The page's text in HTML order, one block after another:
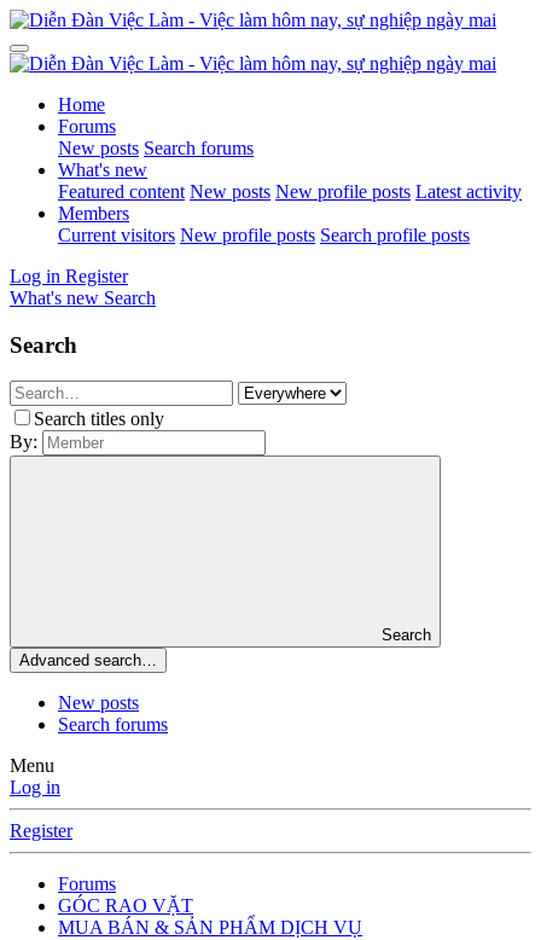
Home
Forums
New posts Search forums
What's new
Featured content New posts New profile posts Latest activity
Members
Current visitors New profile posts Search profile posts
Log in Register
What's new Search
Search
Search titles only
By:
Search
Advanced search…
New posts
Search forums
Menu
Log in
Register
Forums
GÓC RAO VẶT
MUA BÁN & SẢN PHẨM DỊCH VỤ